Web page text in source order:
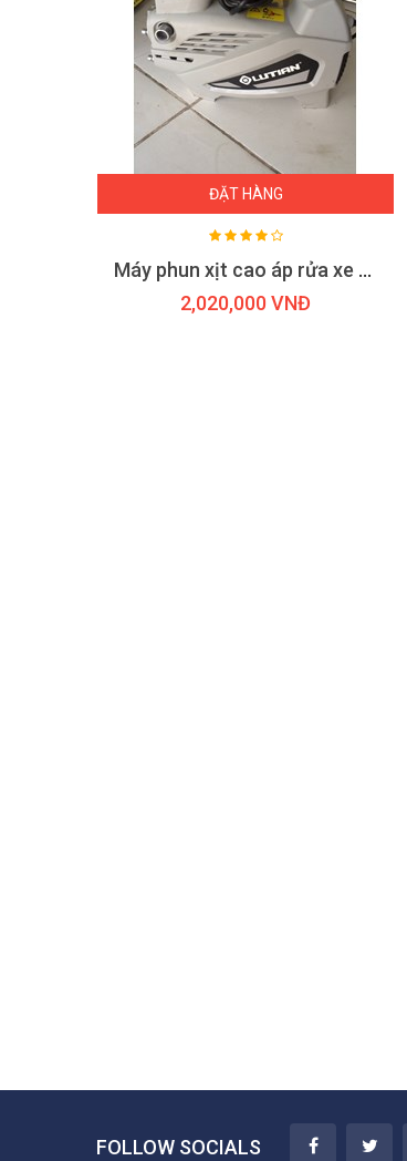
ĐẶT HÀNG
Máy phun xịt cao áp rửa xe Lutian LT210G-1300
2,020,000 VNĐ
FOLLOW SOCIALS